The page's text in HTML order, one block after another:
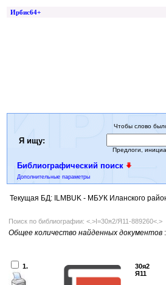
Ирбис64+
Я ищу:
Чтобы слово
Предлоги,
Библиографический поиск
Дополнительные параметры
Текущая БД: ILMBUK - МБУК Иланского
Поиск по библиографии: <.>I=30я2/Я11-889260<.>
Общее количество найденных документов :
1.
30я2
Я11